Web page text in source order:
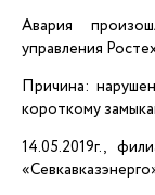
Авария
управления
Причина:
короткому
14.05.2019г.,